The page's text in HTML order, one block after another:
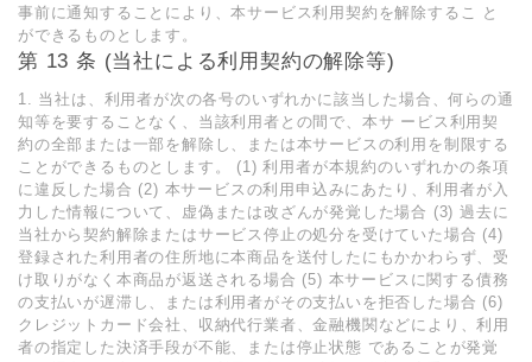
事前に通知することにより、本サービス利用契約を解除するこ と
ができるものとします。
第 13 条 (当社による利用契約の解除等)
1. 当社は、利用者が次の各号のいずれかに該当した場合、何らの通
知等を要することなく、当該利用者との間で、本サ ービス利用契
約の全部または一部を解除し、または本サービスの利用を制限する
ことができるものとします。 (1) 利用者が本規約のいずれかの条項
に違反した場合 (2) 本サービスの利用申込みにあたり、利用者が入
力した情報について、虚偽または改ざんが発覚した場合 (3) 過去に
当社から契約解除またはサービス停止の処分を受けていた場合 (4)
登録された利用者の住所地に本商品を送付したにもかかわらず、受
け取りがなく本商品が返送される場合 (5) 本サービスに関する債務
の支払いが遅滞し、または利用者がその支払いを拒否した場合 (6)
クレジットカード会社、収納代行業者、金融機関などにより、利用
者の指定した決済手段が不能、または停止状態 であることが発覚